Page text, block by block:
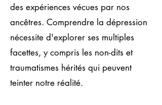
des expériences vécues par nos
ancêtres. Comprendre la dépression
nécessite d'explorer ses multiples
facettes, y compris les non-dits et
traumatismes hérités qui peuvent
teinter notre réalité.